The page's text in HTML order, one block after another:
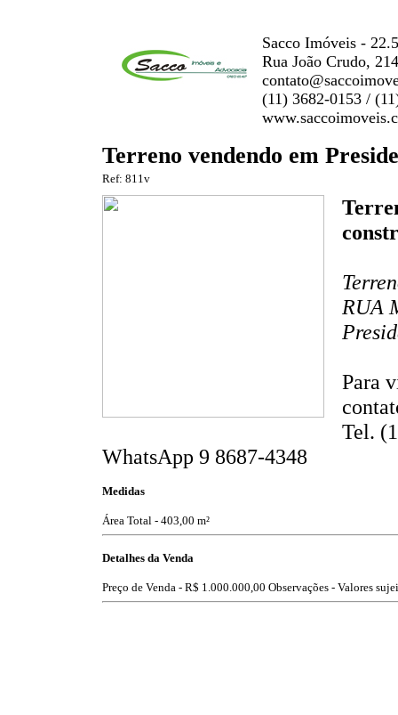
Sacco Imóveis -
Rua João Crudo,
(11) 3682-0153 /
Terreno vendendo em
Ref: 811v
RUA
Para
Tel.
WhatsApp 9 8687-4348
Medidas
Área Total - 403,00 m²
Detalhes da Venda
Preço de Venda - R$ 1.000.000,00 Observações - Valores